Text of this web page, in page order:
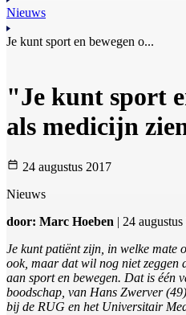
Nieuws
Je kunt sport en bewegen o...
"Je kunt sport
als medicijn
24 augustus 2017
Nieuws
door: Marc Hoeben | 24
Je kunt patiënt zijn, in welke mate
ook, maar dat wil nog niet zeggen
aan sport en bewegen. Dat is één
boodschap, van Hans Zwerver
bij de RUG en het Universitair